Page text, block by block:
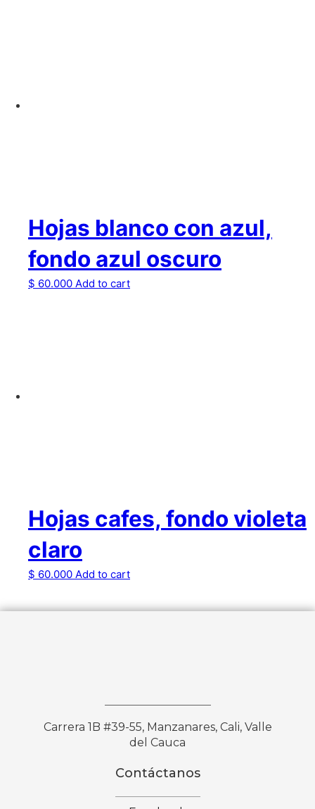
Hojas blanco con azul,
fondo azul oscuro
$ 60.000 Add to cart
Hojas cafes, fondo violeta
claro
$ 60.000 Add to cart
Carrera 1B #39-55, Manzanares, Cali, Valle
del Cauca
Contáctanos